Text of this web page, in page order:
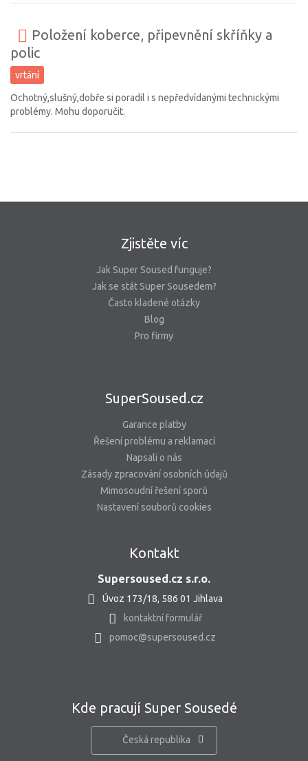
Položení koberce, připevnění skříňky a
polic
vrtání
Ochotný,slušný,dobře si poradil i s nepředvídanými technickými
problémy. Mohu doporučit.
Zjistěte víc
Jak Super Soused funguje?
Jak se stát Super Sousedem?
Často kladené otázky
Blog
Pro firmy
SuperSoused.cz
Garance platby
Řešení problému a reklamací
Napsali o nás
Zásady zpracování osobních údajů
Mimosoudní řešení sporů
Nastavení souborů cookies
Kontakt
Supersoused.cz s.r.o.
Úvoz 173/18, 586 01 Jihlava
kontaktní formulář
pomoc@supersoused.cz
Kde pracují Super Sousedé
Česká republika